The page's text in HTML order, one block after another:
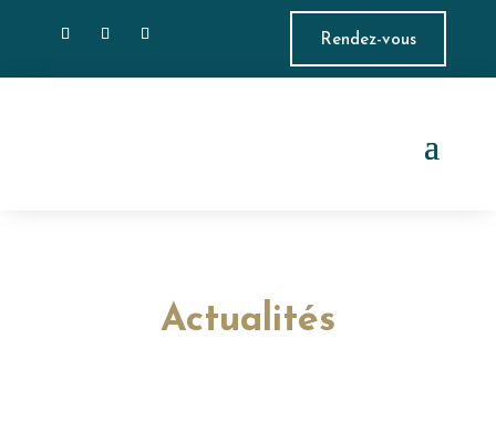
Rendez-vous
Actualités